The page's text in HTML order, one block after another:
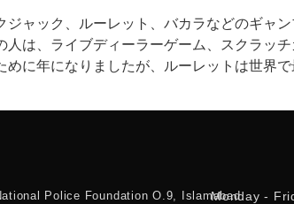
ャック、ルーレット、バカラなどのギャ
は、ライブディーラーゲーム、スクラッ
に年になりましたが、ルーレットは世界
Police Foundation O.9, Islamabad.
Monday -